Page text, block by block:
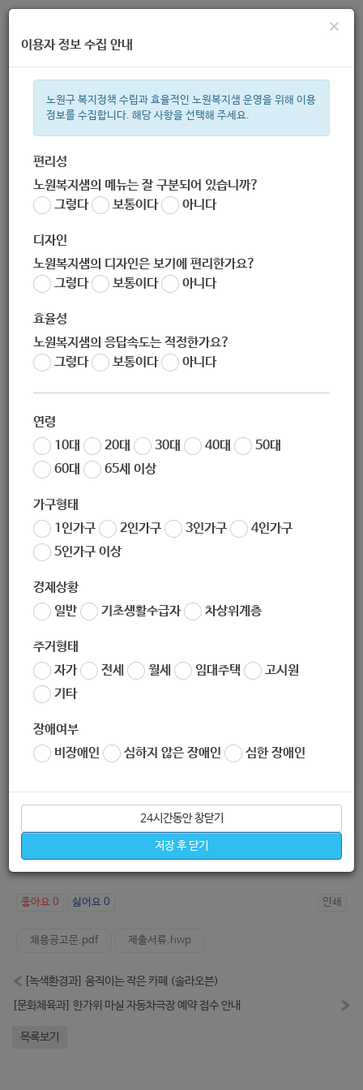
주간 인기검색어
한눈으로 보는 복지 정보
×
이용자 정보 수집 안내
노원구 복지정책 수립과 효율적인 노원복지샘 운영을 위해 이용
정보를 수집합니다. 해당 사항을 선택해 주세요.
편리성
노원복지샘의 메뉴는 잘 구분되어 있습니까?
그렇다
보통이다 아니다
디자인
노원복지샘의 디자인은 보기에 편리한가요?
그렇다
보통이다 아니다
효율성
노원복지샘의 응답속도는 적정한가요?
그렇다
보통이다 아니다
연령
10대
20대 30대 40대
50대
60대
65세 이상
가구형태
1인가구
2인가구 3인가구
4인가구
5인가구 이상
경제상황
일반
기초생활수급자 차상위계층
주거형태
자가
전세 월세 임대주택
고시원
기타
장애여부
비장애인
심하지 않은 장애인 심한 장애인
24시간동안 창닫기
저장 후 닫기
[미래도시과] 화랑대역사관 기간제 근로자 채용모집 공고
노원 복지샘
작성일 2020-09-21 09:47
좋아요 0 싫어요 0 인쇄
채용공고문.pdf 제출서류.hwp
« [녹색환경과] 움직이는 작은 카페 (솔라오븐)
[문화체육과] 한가위 마실 자동차극장 예약 접수 안내
»
목록보기